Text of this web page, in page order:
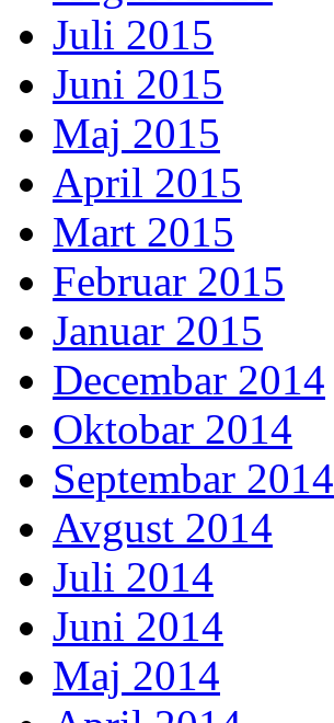
Juli 2015
Juni 2015
Maj 2015
April 2015
Mart 2015
Februar 2015
Januar 2015
Decembar 2014
Oktobar 2014
Septembar 2014
Avgust 2014
Juli 2014
Juni 2014
Maj 2014